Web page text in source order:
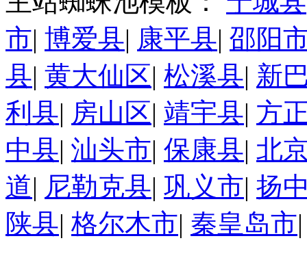
市| 博爱县| 康平县| 邵阳
县| 黄大仙区| 松溪县| 新
利县| 房山区| 靖宇县| 方
中县| 汕头市| 保康县| 北
道| 尼勒克县| 巩义市| 扬
陕县| 格尔木市| 秦皇岛市|